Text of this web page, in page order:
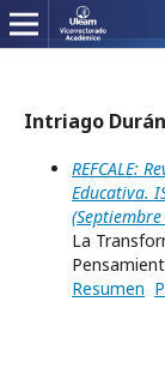
Intriago
REFCALE:
Educativa.
La
Resumen